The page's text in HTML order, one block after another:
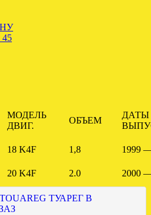
МОДЕЛЬ
ДВИГ.
ОБЪЕМ
ДАТЫ
18 K4F 1,8 1999
20 K4F 2.0 2000
ТУАРЕГ В